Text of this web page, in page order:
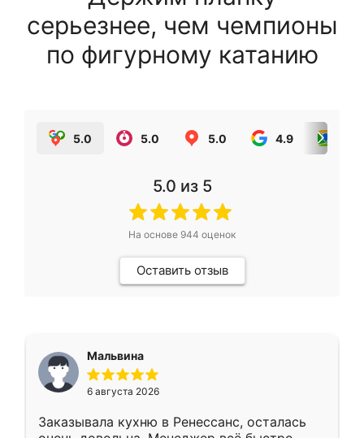
серьезнее, чем чемпионы
по фигурному катанию
5.0 5.0 5.0 4.9
5.0 из 5
На основе 944 оценок
Оставить отзыв
Мальвина
6 августа 2026
Заказывала кухню в Ренессанс, осталась